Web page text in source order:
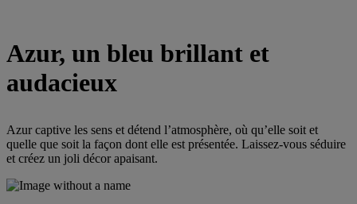
Azur, un bleu brillant et
audacieux
Azur captive les sens et détend l’atmosphère, où qu’elle soit et
quelle que soit la façon dont elle est présentée. Laissez-vous séduire
et créez un joli décor apaisant.